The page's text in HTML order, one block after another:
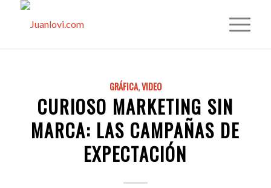
GRÁFICA,VIDEO
CURIOSO MARKETING SIN
MARCA: LAS CAMPAÑAS DE
EXPECTACIÓN